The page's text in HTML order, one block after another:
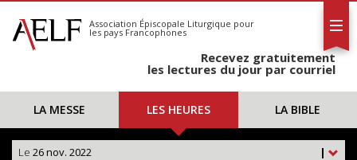
S'abonner
Calendrier
Association Épiscopale Liturgique pour
les pays Francophones
Recevez gratuitement
les lectures du jour par courriel
LA MESSE LES HEURES LA BIBLE
|
Le 26 nov. 2022